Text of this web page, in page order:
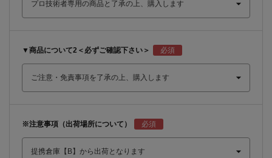
▼商品について2＜必ずご確認下さい＞
※注意事項（出荷場所について）